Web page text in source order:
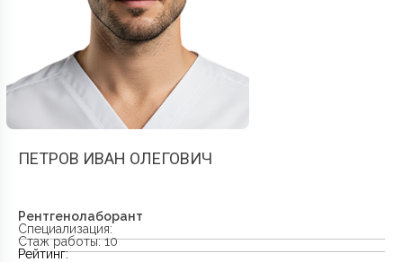
ПЕТРОВ ИВАН ОЛЕГОВИЧ
Рентгенолаборант
Специализация:
Стаж работы: 10
Рейтинг: